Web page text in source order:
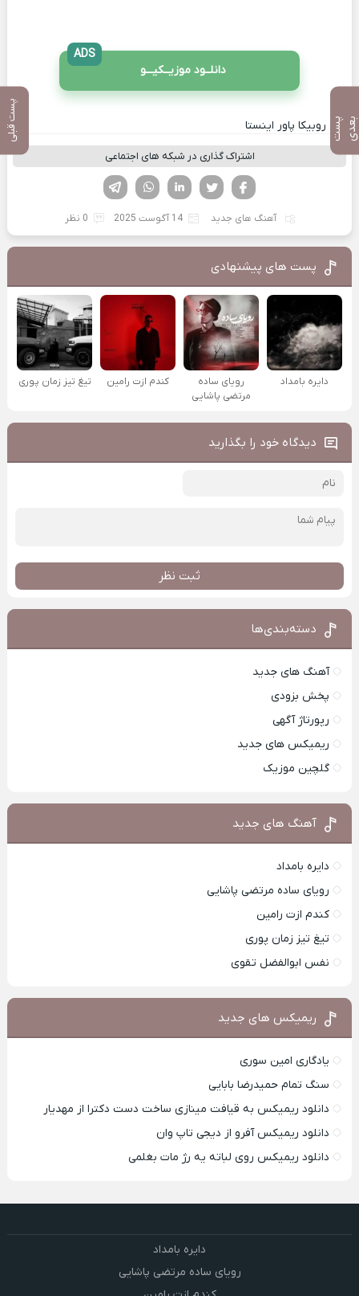
پ
س
ت
ب
ع
د ی پست قبلی
دانلــود موزیــکیـــو
ADS
کانال روبیکا پاور اینستا
اشتراک گذاری در شبکه های اجتماعی
لینکدین تویتر
فیسوک
آهنگ های جدید 14 آگوست 2025 0 نظر
پست های پیشنهادی
دایره بامداد
رویای ساده
مرتضی پاشایی
کندم ازت رامین تیغ تیز زمان پوری
دیدگاه خود را بگذارید
ثبت نظر
دسته‌بندی‌ها
آهنگ های جدید
پخش بزودی
رپورتاژ آگهی
ریمیکس های جدید
گلچین موزیک
آهنگ های جدید
دایره بامداد
رویای ساده مرتضی پاشایی
کندم ازت رامین
تیغ تیز زمان پوری
نفس ابوالفضل تقوی
ریمیکس های جدید
یادگاری امین سوری
سنگ تمام حمیدرضا بابایی
دانلود ریمیکس به قیافت مینازی ساخت دست دکترا از مهدیار
دانلود ریمیکس آفرو از ديجی تاپ وان
دانلود ریمیکس روی لباته یه رژ مات بغلمی
دایره بامداد
رویای ساده مرتضی پاشایی